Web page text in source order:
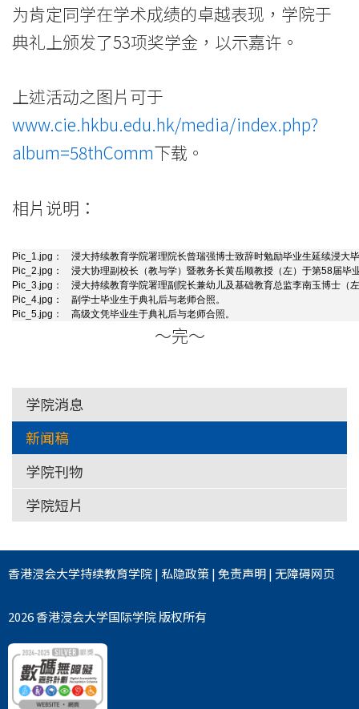
国
学
院
香
浸
会
为肯定同学在学术成绩的卓越表现，学院于
典礼上颁发了53项奖学金，以示嘉许。
上述活动之图片可于
www.cie.hkbu.edu.hk/media/index.php?
album=58thComm下载。
相片说明：
Pic_1.jpg：
浸大持续教育学院署理院长曾瑞强博士致辞时勉励毕业生延续浸大
Pic_2.jpg：
浸大协理副校长（教与学）暨教务长黄岳顺教授（左）于第58届毕
Pic_3.jpg：
浸大持续教育学院署理副院长兼幼儿及基础教育总监李南玉博士（
Pic_4.jpg：
副学士毕业生于典礼后与老师合照。
Pic_5.jpg：
高级文凭毕业生于典礼后与老师合照。
～完～
学院消息
新闻稿
学院刊物
学院短片
香港浸会大学持续教育学院| 私隐政策|免责声明|无障碍网页
2026 香港浸会大学国际学院 版权所有